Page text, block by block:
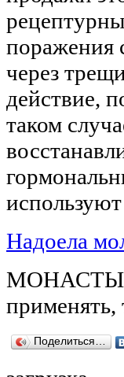
поражения
через
действие,
таком
Надоела
применять,
Поделиться…